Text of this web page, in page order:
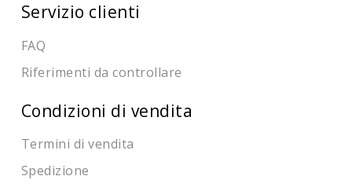
Servizio clienti
FAQ
Riferimenti da controllare
Condizioni di vendita
Termini di vendita
Spedizione